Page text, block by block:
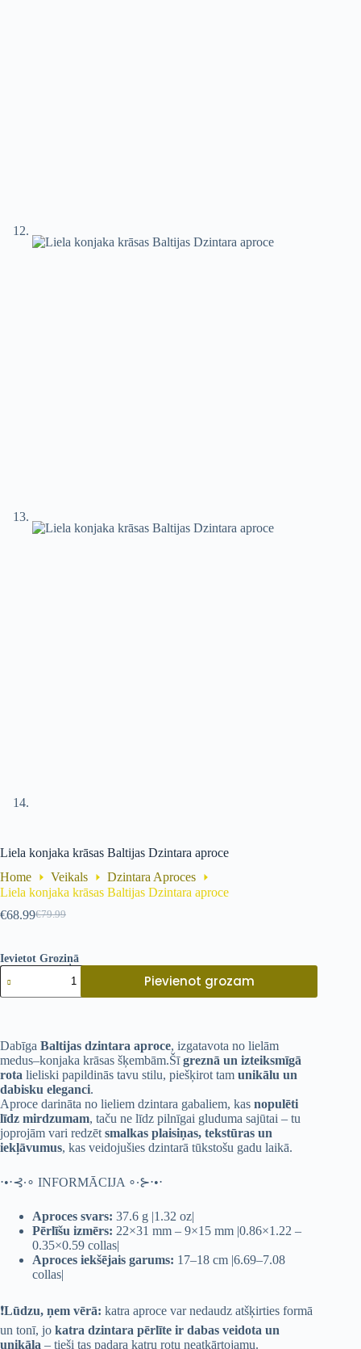
Liela konjaka krāsas Baltijas Dzintara aproce
Home
Veikals
Dzintara Aproces
Liela konjaka krāsas Baltijas Dzintara aproce
€79.99
€68.99
Ievietot Groziņā
Pievienot grozam
Dabīga Baltijas dzintara aproce, izgatavota no lielām
medus–konjaka krāsas šķembām.Šīgreznā un izteiksmīgā
rota lieliski papildinās tavu stilu, piešķirot tam unikālu un
dabisku eleganci.
Aproce darināta no lieliem dzintara gabaliem, kas nopulēti
līdz mirdzumam, taču ne līdz pilnīgai gluduma sajūtai – tu
joprojām vari redzēt smalkas plaisiņas, tekstūras un
iekļāvumus, kas veidojušies dzintarā tūkstošu gadu laikā.
⋅•⋅⊰∙∘ INFORMĀCIJA ∘∙⊱⋅•⋅
Aproces svars: 37.6 g |1.32 oz|
Pērlīšu izmērs: 22×31 mm – 9×15 mm |0.86×1.22 –
0.35×0.59 collas|
Aproces iekšējais garums: 17–18 cm |6.69–7.08
collas|
❗Lūdzu, ņem vērā: katra aproce var nedaudz atšķirties formā
un tonī, jo katra dzintara pērlīte ir dabas veidota un
unikāla – tieši tas padara katru rotu neatkārtojamu.